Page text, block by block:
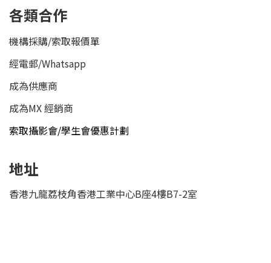
各類合作
機構採購/索取報價單
經電郵/Whatsapp
成為供應商
成為MX 經銷商
索取攝影會/學生會優惠計劃
地址
香港九龍荔枝角香港工業中心B座4樓B7-2室